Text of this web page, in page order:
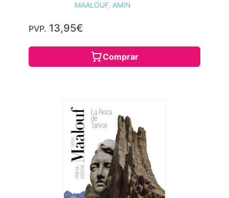
MAALOUF, AMIN
PVP. 13,95€
Comprar